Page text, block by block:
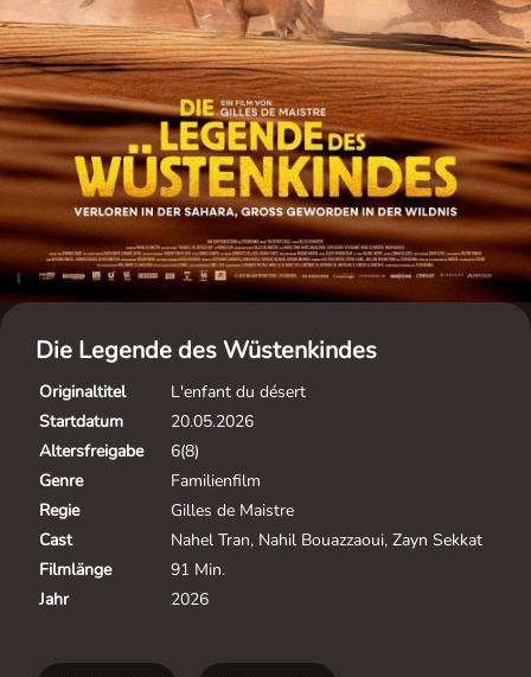
Die Legende des Wüstenkindes
Originaltitel
L'enfant du désert
Startdatum
20.05.2026
Altersfreigabe
6(8)
Genre
Familienfilm
Regie
Gilles de Maistre
Cast
Nahel Tran, Nahil Bouazzaoui, Zayn Sekkat
Filmlänge
91 Min.
Jahr
2026